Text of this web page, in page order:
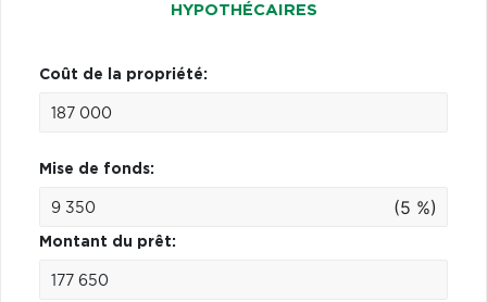
HYPOTHÉCAIRES
Coût de la propriété:
Mise de fonds:
(5 %)
Montant du prêt: